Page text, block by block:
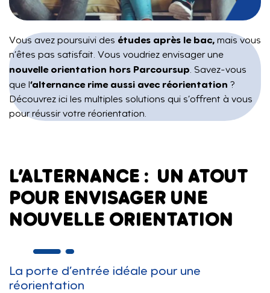
Vous avez poursuivi des études après le bac, mais vous
n’êtes pas satisfait. Vous voudriez envisager une
nouvelle orientation hors Parcoursup. Savez-vous
que l‘alternance rime aussi avec réorientation ?
Découvrez ici les multiples solutions qui s’offrent à vous
pour réussir votre réorientation.
L’ALTERNANCE : UN ATOUT
POUR ENVISAGER UNE
NOUVELLE ORIENTATION
La porte d’entrée idéale pour une
réorientation